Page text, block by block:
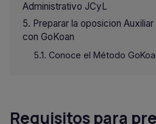
Administrativo JCyL
Preparar la oposicion
con GoKoan
Conoce el Método
Requisitos para